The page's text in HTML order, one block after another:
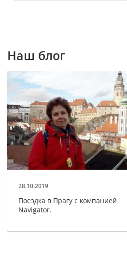
Наш блог
28.10.2019
Поездка в Прагу с компанией
Navigator.